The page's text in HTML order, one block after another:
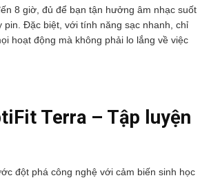
8 giờ, đủ để bạn tận hưởng âm nhạc suốt
pin. Đặc biệt, với tính năng sạc nhanh, chỉ
hoạt động mà không phải lo lắng về việc
Terra – Tập luyện
đột phá công nghệ với cảm biến sinh học